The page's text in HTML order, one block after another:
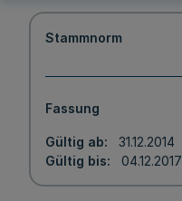
Stammnorm
Fassung
Gültig ab
31.12.2014
Gültig bis
04.12.2017